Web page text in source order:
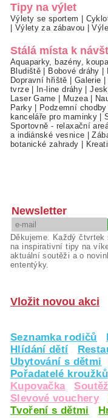
Tipy na výlet
Výlety se sportem |
| Výlety za zábavou |
Stálá místa k
Aquaparky, bazény,
Bludiště | Bobové dráhy |
Dopravní hřiště | Galerie |
tvrze| In-line dráhy |
Laser Game | Muzea|
Parky| Podzemní chodby
kanceláře pro maminky |
Sportovně - relaxační
a indiánské vesnice |
botanické zahrady |
Newsletter
Děkujeme. Každý
na inspirativní tipy na
aktuální soutěži a o
ententýky.
Vložit novou akci
Seznamka rodičů
Hlídání dětí
Ubytování s dětmi
Pořadatelé kroužků
Kupovačka
Slevové vouchery
Tvoření s dětmi